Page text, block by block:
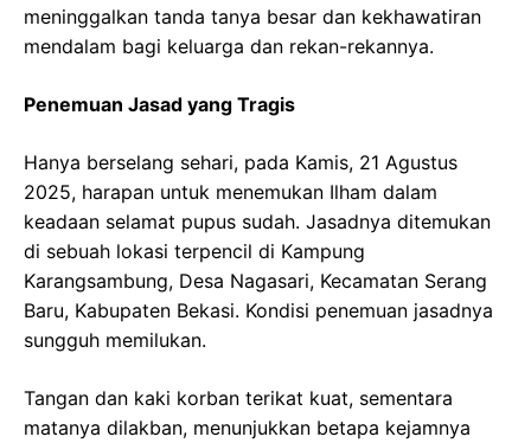
meninggalkan tanda tanya besar dan kekhawatiran
mendalam bagi keluarga dan rekan-rekannya.
Penemuan Jasad yang Tragis
Hanya berselang sehari, pada Kamis, 21 Agustus
2025, harapan untuk menemukan Ilham dalam
keadaan selamat pupus sudah. Jasadnya ditemukan
di sebuah lokasi terpencil di Kampung
Karangsambung, Desa Nagasari, Kecamatan Serang
Baru, Kabupaten Bekasi. Kondisi penemuan jasadnya
sungguh memilukan.
Tangan dan kaki korban terikat kuat, sementara
matanya dilakban, menunjukkan betapa kejamnya